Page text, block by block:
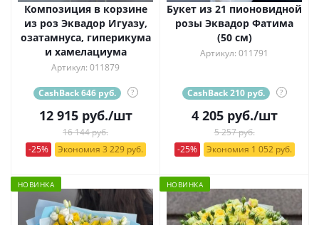
Композиция в корзине
из роз Эквадор Игуазу,
озатамнуса, гиперикума
и хамелациума
Артикул: 011879
CashBack 646 руб. ?
12 915руб./шт
16 144 руб.
-25%
Экономия 3 229 руб.
Букет из 21 пионовидной
розы Эквадор Фатима
(50 см)
Артикул: 011791
CashBack 210 руб. ?
4 205руб./шт
5 257 руб.
-25%
Экономия 1 052 руб.
НОВИНКА НОВИНКА